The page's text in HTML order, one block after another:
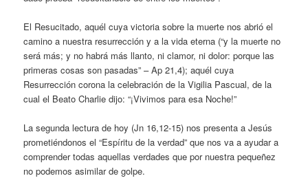
El Resucitado, aquél cuya victoria sobre la muerte nos abrió el
camino a nuestra resurrección y a la vida eterna (“y la muerte no
será más; y no habrá más llanto, ni clamor, ni dolor: porque las
primeras cosas son pasadas” – Ap 21,4); aquél cuya
Resurrección corona la celebración de la Vigilia Pascual, de la
cual el Beato Charlie dijo: “¡Vivimos para esa Noche!”
La segunda lectura de hoy (Jn 16,12-15) nos presenta a Jesús
prometiéndonos el “Espíritu de la verdad” que nos va a ayudar a
comprender todas aquellas verdades que por nuestra pequeñez
no podemos asimilar de golpe.